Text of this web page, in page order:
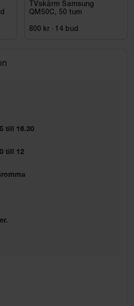
TVskärm Samsung
QM50C, 50 tum
800 kr · 14 bud
till 16.30
till 12